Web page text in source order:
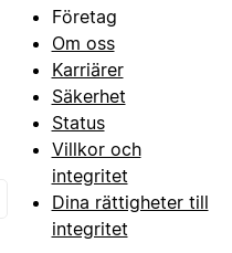
Företag
Om oss
Karriärer
Säkerhet
Status
Villkor och
integritet
Dina rättigheter till
integritet